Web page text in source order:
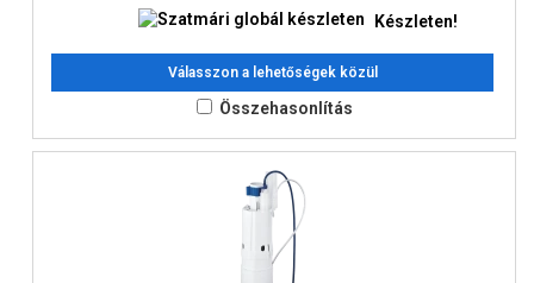
Készleten!
Válasszon a lehetőségek közül
Összehasonlítás